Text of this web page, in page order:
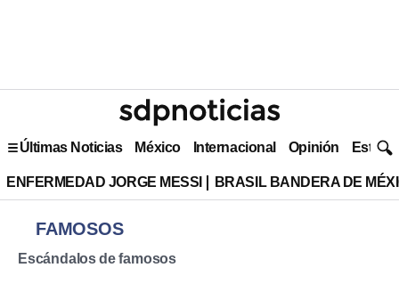
Últimas Noticias México Internacional Opinión Estilo
ENFERMEDAD JORGE MESSI BRASIL BANDERA DE
FAMOSOS
Escándalos de famosos